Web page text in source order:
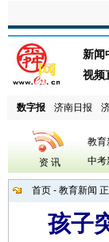
数字报 济南日报
教育
中考
资 讯
首页 - 教育新闻
孩子